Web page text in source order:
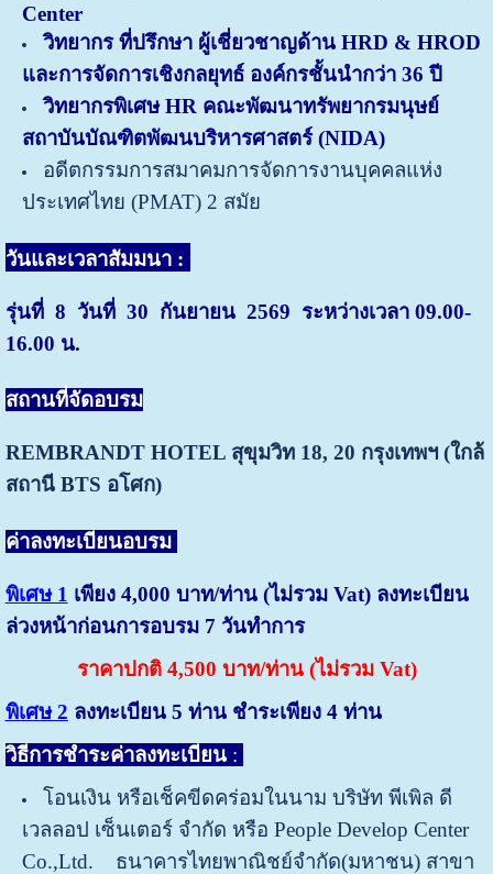
Center
วิทยากร ที่ปรึกษา ผู้เชี่ยวชาญด้าน HRD & HROD
และการจัดการเชิงกลยุทธ์ องค์กรชั้นนำกว่า 36 ปี
วิทยากรพิเศษ HR คณะพัฒนาทรัพยากรมนุษย์
สถาบันบัณฑิตพัฒนบริหารศาสตร์ (NIDA)
อดีตกรรมการสมาคมการจัดการงานบุคคลแห่ง
ประเทศไทย (PMAT) 2 สมัย
วันและเวลาสัมมนา :
รุ่นที่ 8 วันที่ 30 กันยายน 2569 ระหว่างเวลา 09.00-
16.00 น.
สถานที่จัดอบรม
REMBRANDT HOTEL สุขุมวิท 18, 20 กรุงเทพฯ (ใกล้
สถานี BTS อโศก)
ค่าลงทะเบียนอบรม
พิเศษ 1 เพียง 4,000 บาท/ท่าน (ไม่รวม Vat) ลงทะเบียน
ล่วงหน้าก่อนการอบรม 7 วันทำการ
ราคาปกติ 4,500 บาท/ท่าน (ไม่รวม Vat)
พิเศษ 2 ลงทะเบียน 5 ท่าน ชำระเพียง 4 ท่าน
วิธีการชำระค่าลงทะเบียน:
โอนเงิน หรือเช็คขีดคร่อมในนาม บริษัท พีเพิล ดี
เวลลอป เซ็นเตอร์ จำกัด หรือ People Develop Center
Co.,Ltd. ธนาคารไทยพาณิชย์จำกัด(มหาชน) สาขา